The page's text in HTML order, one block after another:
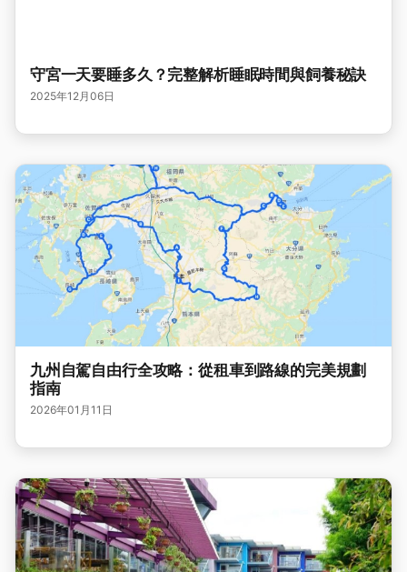
守宮一天要睡多久？完整解析睡眠時間與飼養秘訣
2025年12月06日
九州自駕自由行全攻略：從租車到路線的完美規劃
指南
2026年01月11日